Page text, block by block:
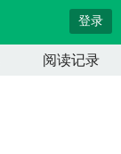
登录
阅读记录